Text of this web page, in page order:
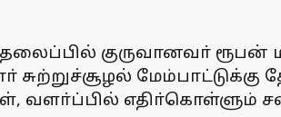
குருவானவா்
மேம்பாட்டுக்கு
வளா்ப்பில் எதிா்கொள்ளும்